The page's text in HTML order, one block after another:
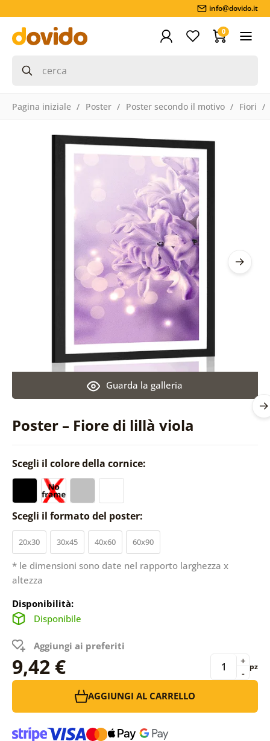
info@dovido.it
0
Pagina iniziale Poster Poster secondo il motivo Fiori
Poster – Fiore di lillà viola
Guarda la galleria
Scegli il colore della cornice:
Scegli il formato del poster:
20x30 30x45 40x60 60x90
* le dimensioni sono date nel rapporto larghezza x
altezza
Disponibilità:
Disponibile
Aggiungi ai preferiti
9,42 € -
+ pz
AGGIUNGI AL CARRELLO